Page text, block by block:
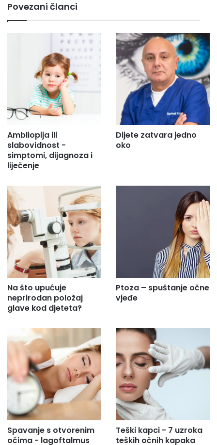
a
.
.
Povezani članci
Ambliopija ili
slabovidnost -
simptomi, dijagnoza i
liječenje
Dijete zatvara jedno
oko
Na što upućuje
neprirodan položaj
glave kod djeteta?
Ptoza – spuštanje očne
vjeđe
Spavanje s otvorenim
očima - lagoftalmus
Teški kapci - 7 uzroka
teških očnih kapaka